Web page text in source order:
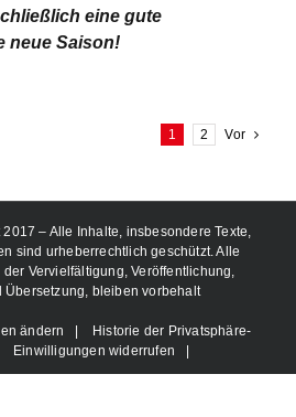
eine gute
neue Saison!
1 2 Vor
2017 – Alle Inhalte, insbesondere Texte,
sind urheberrechtlich geschützt. Alle
Vervielfältigung, Veröffentlichung,
Übersetzung, bleiben vorbehalt
ändern
Historie der Privatsphäre-
Einwilligungen widerrufen